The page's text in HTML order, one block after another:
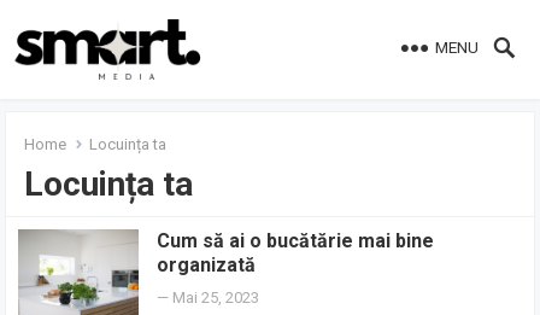
MENU
Home Locuința ta
Locuința ta
Cum să ai o bucătărie mai bine
organizată
— Mai 25, 2023